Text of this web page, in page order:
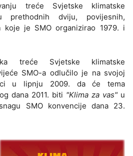
treće Svjetske klimatske
prethodnih dviju, povijesnih,
koje je SMO organizirao 1979. i
treće Svjetske klimatske
SMO-a odlučilo je na svojoj
u lipnju 2009. da će tema
dana 2011. biti "Klima za vas" u
SMO konvencije dana 23.